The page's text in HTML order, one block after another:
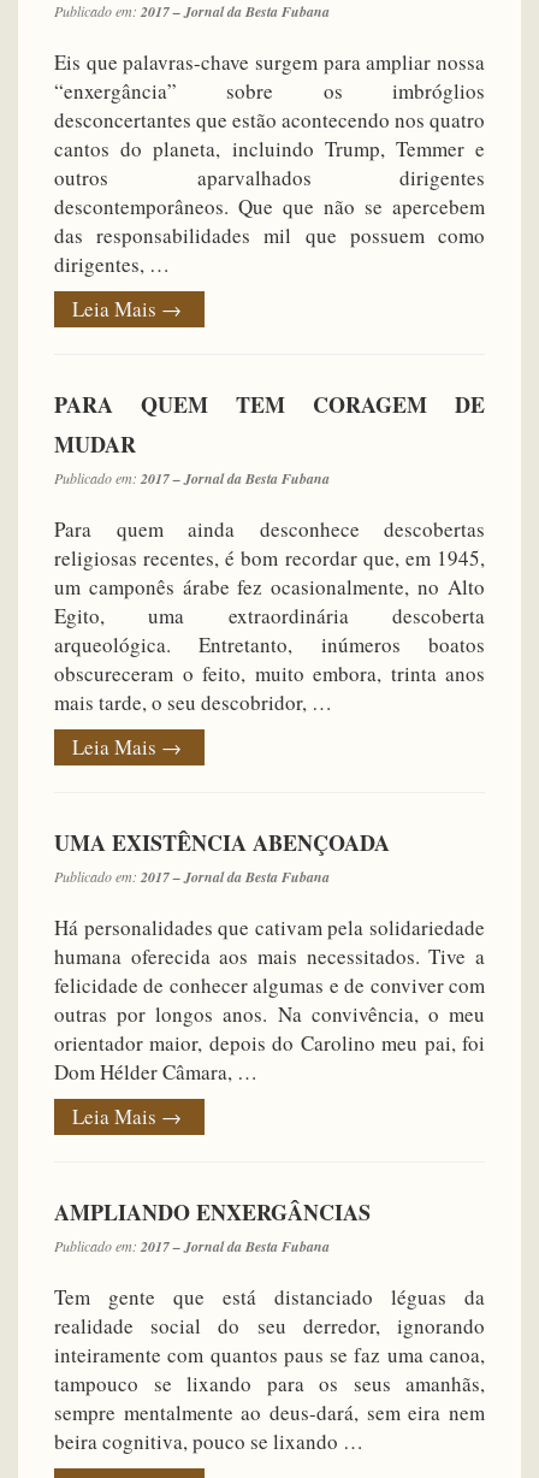
Publicado em: 2017 – Jornal da Besta Fubana
Eis que palavras-chave surgem para ampliar nossa
“enxergância” sobre os imbróglios
desconcertantes que estão acontecendo nos quatro
cantos do planeta, incluindo Trump, Temmer e
outros aparvalhados dirigentes
descontemporâneos. Que que não se apercebem
das responsabilidades mil que possuem como
dirigentes, …
Leia Mais →
PARA QUEM TEM CORAGEM DE
MUDAR
Publicado em: 2017 – Jornal da Besta Fubana
Para quem ainda desconhece descobertas
religiosas recentes, é bom recordar que, em 1945,
um camponês árabe fez ocasionalmente, no Alto
Egito, uma extraordinária descoberta
arqueológica. Entretanto, inúmeros boatos
obscureceram o feito, muito embora, trinta anos
mais tarde, o seu descobridor, …
Leia Mais →
UMA EXISTÊNCIA ABENÇOADA
Publicado em: 2017 – Jornal da Besta Fubana
Há personalidades que cativam pela solidariedade
humana oferecida aos mais necessitados. Tive a
felicidade de conhecer algumas e de conviver com
outras por longos anos. Na convivência, o meu
orientador maior, depois do Carolino meu pai, foi
Dom Hélder Câmara, …
Leia Mais →
AMPLIANDO ENXERGÂNCIAS
Publicado em: 2017 – Jornal da Besta Fubana
Tem gente que está distanciado léguas da
realidade social do seu derredor, ignorando
inteiramente com quantos paus se faz uma canoa,
tampouco se lixando para os seus amanhãs,
sempre mentalmente ao deus-dará, sem eira nem
beira cognitiva, pouco se lixando …